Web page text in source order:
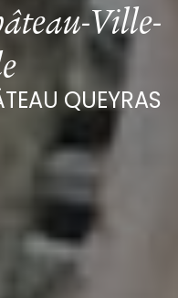
Ville-
QUEYRAS